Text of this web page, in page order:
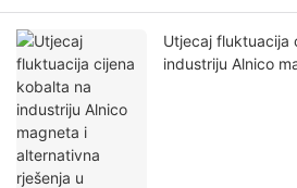
Utjecaj fluktuacija
industriju Alnico